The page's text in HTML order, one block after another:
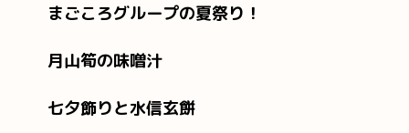
まごころグループの夏祭り！
月山筍の味噌汁
七夕飾りと水信玄餅